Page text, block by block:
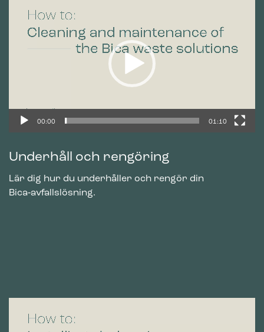
på webbplatser. Avsikten är att visa annonser som är
därmed mer värdefull för utgivare och
tredjepartsannonsörer.
00:00 01:10
Underhåll och rengöring
Lär dig hur du underhåller och rengör din
Bica‑avfallslösning.